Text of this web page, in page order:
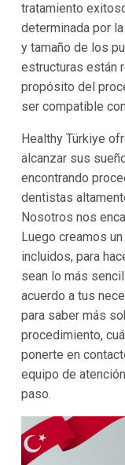
tratamiento
determinada por
y tamaño de los
estructuras están
propósito del
ser compatible
Healthy Türkiye
alcanzar sus
encontrando
dentistas
Nosotros nos
Luego creamos
incluidos, para
sean lo más
acuerdo a tus
para saber más
procedimiento,
ponerte en
equipo de
paso.